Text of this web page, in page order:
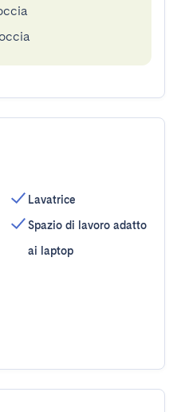
Lavatrice
Spazio di lavoro adatto
ai laptop